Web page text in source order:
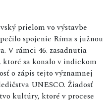
prielom vo výstavbe
spojenie Ríma s južnou
V rámci 46. zasadnutia
sa konalo v indickom
o zápis tejto významnej
UNESCO. Žiadosť
kultúry, ktoré v procese